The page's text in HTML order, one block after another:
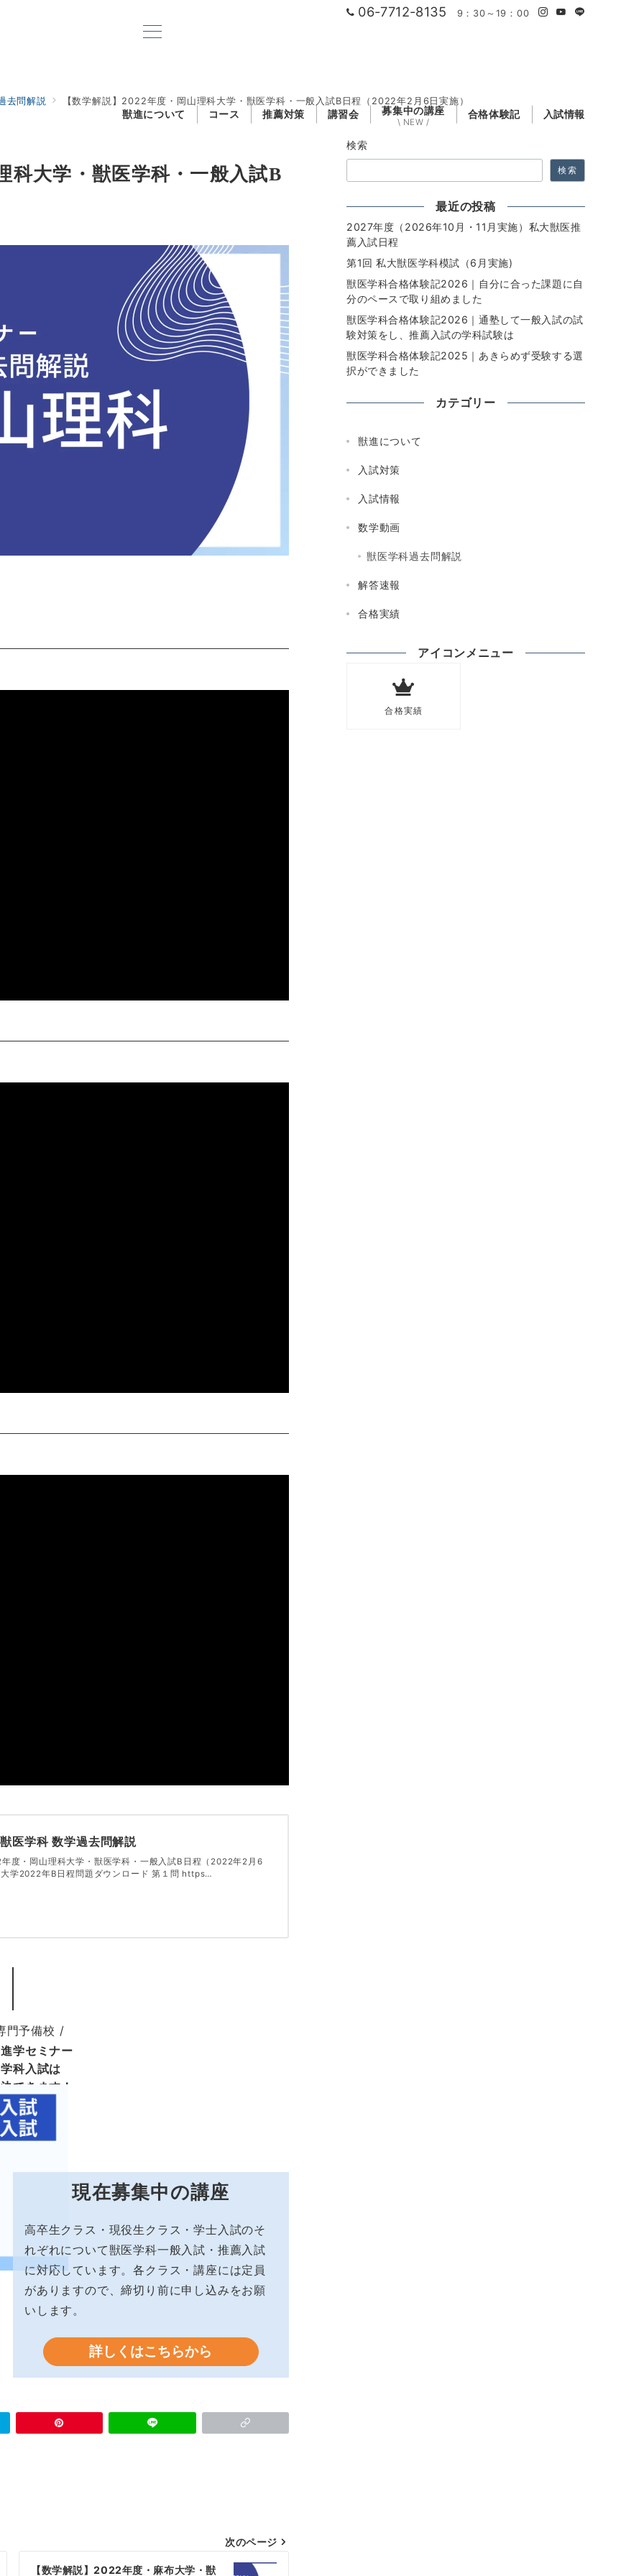
06-7712-8135 9：30～19：00
獣進について コース 推薦対策 講習会 募集中の講座
\ NEW /
合格体験記 入試情報
去問解説 【数学解説】2022年度・岡山理科大学・獣医学科・一般入試B日程（2022年2月6日実施）
科大学・獣医学科・一般入試B
医学科 数学過去問解説
度・岡山理科大学・獣医学科・一般入試B日程（2022年2月6
学2022年B日程問題ダウンロード 第１問 https…
門予備校 /
学セミナー
科入試は
できます！
現在募集中の講座
高卒生クラス・現役生クラス・学士入試のそ
れぞれについて獣医学科一般入試・推薦入試
に対応しています。各クラス・講座には定員
がありますので、締切り前に申し込みをお願
いします。
詳しくはこちらから
次のページ
【数学解説】2022年度・麻布大学・獣
検索
検索
最近の投稿
2027年度（2026年10月・11月実施）私大獣医推
薦入試日程
第1回 私大獣医学科模試（6月実施)
獣医学科合格体験記2026｜自分に合った課題に自
分のペースで取り組めました
獣医学科合格体験記2026｜通塾して一般入試の試
験対策をし、推薦入試の学科試験は
獣医学科合格体験記2025｜あきらめず受験する選
択ができました
カテゴリー
獣進について
入試対策
入試情報
数学動画
獣医学科過去問解説
解答速報
合格実績
アイコンメニュー
合格実績